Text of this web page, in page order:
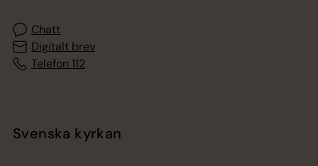
Chatt
Digitalt brev
Telefon 112
Svenska kyrkan